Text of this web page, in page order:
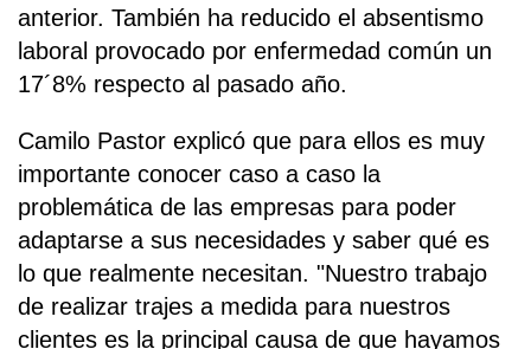
anterior. También ha reducido el absentismo
laboral provocado por enfermedad común un
17´8% respecto al pasado año.
Camilo Pastor explicó que para ellos es muy
importante conocer caso a caso la
problemática de las empresas para poder
adaptarse a sus necesidades y saber qué es
lo que realmente necesitan. "Nuestro trabajo
de realizar trajes a medida para nuestros
clientes es la principal causa de que hayamos